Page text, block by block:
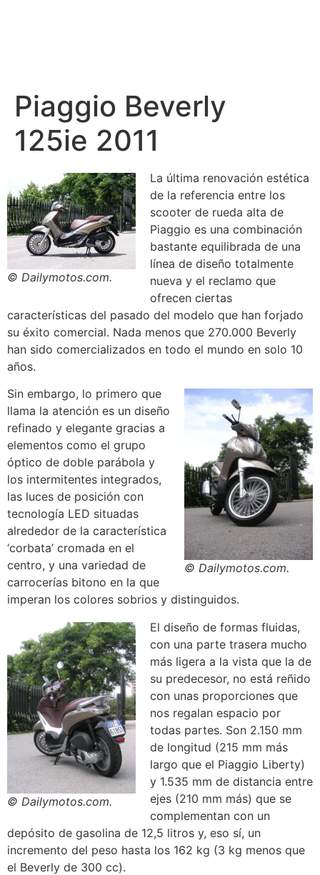
Piaggio Beverly
125ie 2011
© Dailymotos.com.
La última renovación estética
de la referencia entre los
scooter de rueda alta de
Piaggio es una combinación
bastante equilibrada de una
línea de diseño totalmente
nueva y el reclamo que
ofrecen ciertas
características del pasado del modelo que han forjado
su éxito comercial. Nada menos que 270.000 Beverly
han sido comercializados en todo el mundo en solo 10
años.
© Dailymotos.com.
Sin embargo, lo primero que
llama la atención es un diseño
refinado y elegante gracias a
elementos como el grupo
óptico de doble parábola y
los intermitentes integrados,
las luces de posición con
tecnología LED situadas
alrededor de la característica
‘corbata’ cromada en el
centro, y una variedad de
carrocerías bitono en la que
imperan los colores sobrios y distinguidos.
© Dailymotos.com.
El diseño de formas fluidas,
con una parte trasera mucho
más ligera a la vista que la de
su predecesor, no está reñido
con unas proporciones que
nos regalan espacio por
todas partes. Son 2.150 mm
de longitud (215 mm más
largo que el Piaggio Liberty)
y 1.535 mm de distancia entre
ejes (210 mm más) que se
complementan con un
depósito de gasolina de 12,5 litros y, eso sí, un
incremento del peso hasta los 162 kg (3 kg menos que
el Beverly de 300 cc).